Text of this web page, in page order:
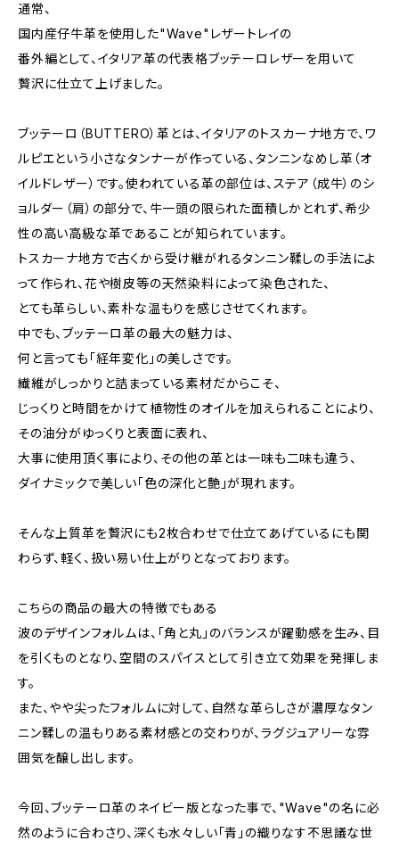
通常、
国内産仔牛革を使用した"Wave"レザートレイの
番外編として、イタリア革の代表格ブッテーロレザーを用いて
贅沢に仕立て上げました。
ブッテーロ（BUTTERO）革とは、イタリアのトスカーナ地方で、ワ
ルピエという小さなタンナーが作っている、タンニンなめし革（オ
イルドレザー）です。使われている革の部位は、ステア（成牛）のシ
ョルダー（肩）の部分で、牛一頭の限られた面積しかとれず、希少
性の高い高級な革であることが知られています。
トスカーナ地方で古くから受け継がれるタンニン鞣しの手法によ
って作られ、花や樹皮等の天然染料によって染色された、
とても革らしい、素朴な温もりを感じさせてくれます。
中でも、ブッテーロ革の最大の魅力は、
何と言っても「経年変化」の美しさです。
繊維がしっかりと詰まっている素材だからこそ、
じっくりと時間をかけて植物性のオイルを加えられることにより、
その油分がゆっくりと表面に表れ、
大事に使用頂く事により、その他の革とは一味も二味も違う、
ダイナミックで美しい「色の深化と艶」が現れます。
そんな上質革を贅沢にも2枚合わせで仕立てあげているにも関
わらず、軽く、扱い易い仕上がりとなっております。
こちらの商品の最大の特徴でもある
波のデザインフォルムは、「角と丸」のバランスが躍動感を生み、目
を引くものとなり、空間のスパイスとして引き立て効果を発揮しま
す。
また、やや尖ったフォルムに対して、自然な革らしさが濃厚なタン
ニン鞣しの温もりある素材感との交わりが、ラグジュアリーな雰
囲気を醸し出します。
今回、ブッテーロ革のネイビー版となった事で、"Wave"の名に必
然のように合わさり、深くも水々しい「青」の織りなす不思議な世